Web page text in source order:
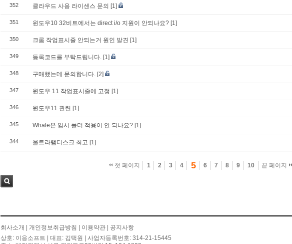
352 클라우드 사용 라이센스 문의 [1]
351 윈도우10 32비트에서는 direct i/o 지원이 안되나요? [1]
350 크롬 작업표시줄 안되는거 원인 발견 [1]
349 등록코드를 부탁드립니다. [1]
348 구매했는데 문의합니다. [2]
347 윈도우 11 작업표시줄에 고정 [1]
346 윈도우11 관련 [1]
345 Whale은 임시 폴더 적용이 안 되나요? [1]
344 울트라램디스크 최고 [1]
첫 페이지 1 2 3 4 5 6 7 8 9 10 끝 페이지
회사소개 개인정보취급방침 이용약관
공지사항
상호: 이응소프트 | 대표: 김택원 | 사업자등록번호: 314-21-15445